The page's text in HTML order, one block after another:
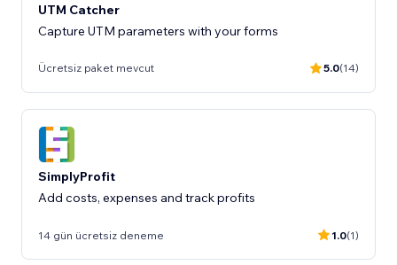
UTM Catcher
Capture UTM parameters with your forms
Ücretsiz paket mevcut 5.0(14)
SimplyProfit
Add costs, expenses and track profits
14 gün ücretsiz deneme 1.0(1)